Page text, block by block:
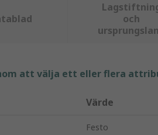
och
att välja ett eller flera
Värde
Festo